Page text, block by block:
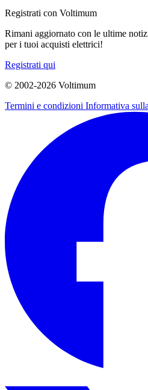
Registrati con Voltimum
Rimani aggiornato con le ultime
per i tuoi acquisti elettrici!
Registrati qui
© 2002-2026 Voltimum
Termini e condizioni Informativa